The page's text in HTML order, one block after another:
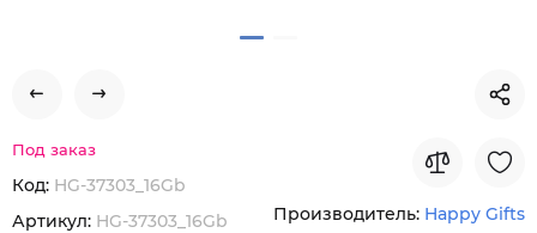
Под заказ
Код: HG-37303_16Gb
Артикул: HG-37303_16Gb Производитель: Happy Gifts